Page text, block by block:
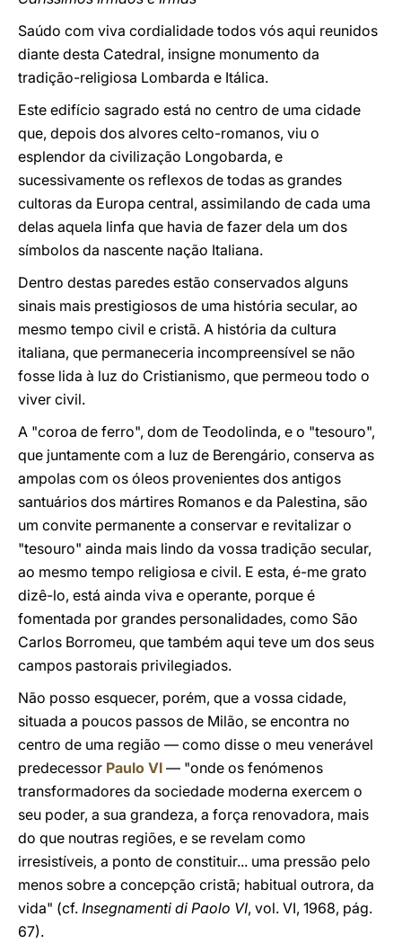
Saúdo com viva cordialidade todos vós aqui reunidos
diante desta Catedral, insigne monumento da
tradição-religiosa Lombarda e Itálica.
Este edifício sagrado está no centro de uma cidade
que, depois dos alvores celto-romanos, viu o
esplendor da civilização Longobarda, e
sucessivamente os reflexos de todas as grandes
cultoras da Europa central, assimilando de cada uma
delas aquela linfa que havia de fazer dela um dos
símbolos da nascente nação Italiana.
Dentro destas paredes estão conservados alguns
sinais mais prestigiosos de uma história secular, ao
mesmo tempo civil e cristã. A história da cultura
italiana, que permaneceria incompreensível se não
fosse lida à luz do Cristianismo, que permeou todo o
viver civil.
A "coroa de ferro", dom de Teodolinda, e o "tesouro",
que juntamente com a luz de Berengário, conserva as
ampolas com os óleos provenientes dos antigos
santuários dos mártires Romanos e da Palestina, são
um convite permanente a conservar e revitalizar o
"tesouro" ainda mais lindo da vossa tradição secular,
ao mesmo tempo religiosa e civil. E esta, é-me grato
dizê-lo, está ainda viva e operante, porque é
fomentada por grandes personalidades, como São
Carlos Borromeu, que também aqui teve um dos seus
campos pastorais privilegiados.
Não posso esquecer, porém, que a vossa cidade,
situada a poucos passos de Milão, se encontra no
centro de uma região — como disse o meu venerável
predecessor Paulo VI — "onde os fenómenos
transformadores da sociedade moderna exercem o
seu poder, a sua grandeza, a força renovadora, mais
do que noutras regiões, e se revelam como
irresistíveis, a ponto de constituir... uma pressão pelo
menos sobre a concepção cristã; habitual outrora, da
vida" (cf. Insegnamenti di Paolo VI, vol. VI, 1968, pág.
67).